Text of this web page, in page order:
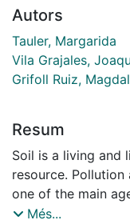
Autors
Tauler, Margarida
Vila Grajales,
Grifoll Ruiz,
Resum
Soil is a living and
resource.
one of the main
Hydrocarbons are
Més...